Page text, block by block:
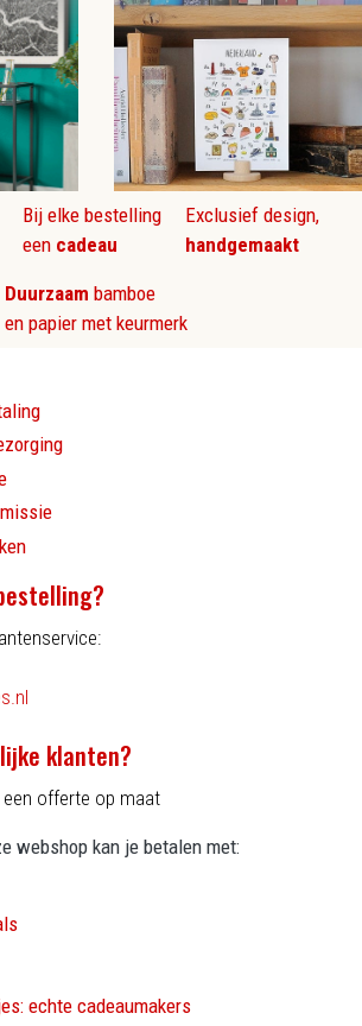
Bij elke bestelling
een cadeau
Exclusief design,
handgemaakt
Duurzaam bamboe
en papier met keurmerk
klanten?
offerte op maat
webshop kan je betalen met:
echte cadeaumakers